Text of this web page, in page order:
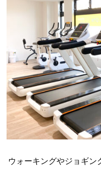
ウォーキングやジョギ